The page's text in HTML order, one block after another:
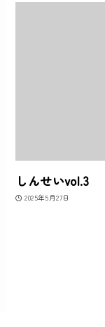
しんせいvol.3
2025年5月27日